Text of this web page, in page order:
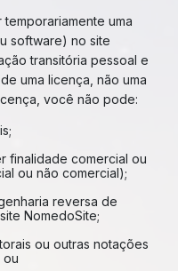
uma
software) no site
transitória pessoal e
uma licença, não uma
você não pode:
finalidade comercial ou
ou não comercial);
reversa de
NomedoSite;
ou outras notações
ou